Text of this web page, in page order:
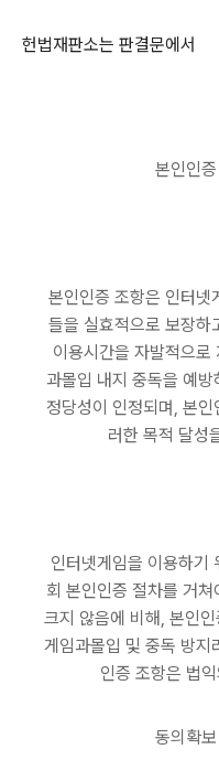
헌법재판소는 판결문에서
본인인
본인인증 조항은 인터넷
들을 실효적으로 보장하
이용시간을 자발적으로
과몰입 내지 중독을 예방
정당성이 인정되며, 본인
러한 목적 달성
인터넷게임을 이용하기
회 본인인증 절차를 거
크지 않음에 비해, 본인
게임과몰입 및 중독 방지
인증 조항은 법
동의확